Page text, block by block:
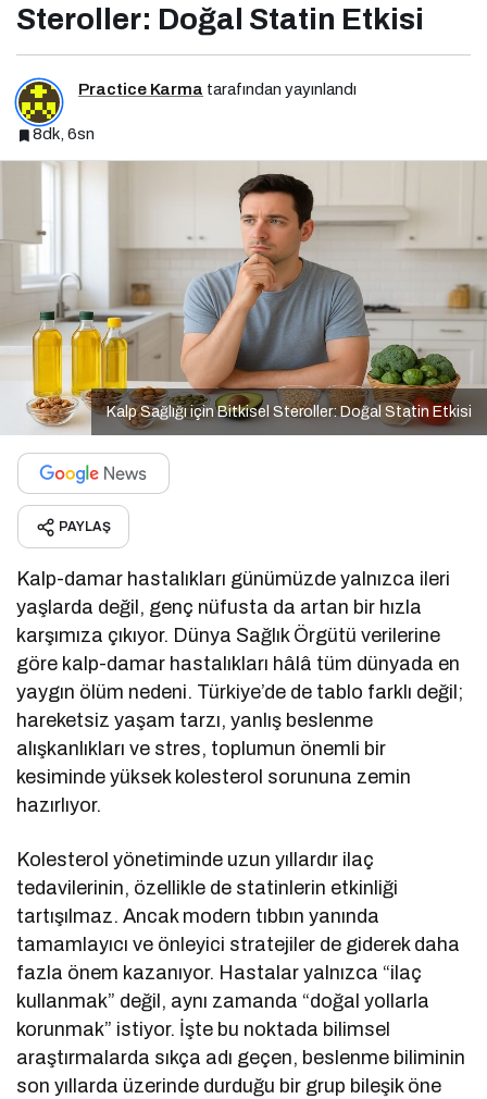
Steroller: Doğal Statin Etkisi
Practice Karma tarafından yayınlandı
8dk, 6sn
Kalp Sağlığı için Bitkisel Steroller: Doğal Statin Etkisi
PAYLAŞ
Kalp-damar hastalıkları günümüzde yalnızca ileri
yaşlarda değil, genç nüfusta da artan bir hızla
karşımıza çıkıyor. Dünya Sağlık Örgütü verilerine
göre kalp-damar hastalıkları hâlâ tüm dünyada en
yaygın ölüm nedeni. Türkiye’de de tablo farklı değil;
hareketsiz yaşam tarzı, yanlış beslenme
alışkanlıkları ve stres, toplumun önemli bir
kesiminde yüksek kolesterol sorununa zemin
hazırlıyor.
Kolesterol yönetiminde uzun yıllardır ilaç
tedavilerinin, özellikle de statinlerin etkinliği
tartışılmaz. Ancak modern tıbbın yanında
tamamlayıcı ve önleyici stratejiler de giderek daha
fazla önem kazanıyor. Hastalar yalnızca “ilaç
kullanmak” değil, aynı zamanda “doğal yollarla
korunmak” istiyor. İşte bu noktada bilimsel
araştırmalarda sıkça adı geçen, beslenme biliminin
son yıllarda üzerinde durduğu bir grup bileşik öne